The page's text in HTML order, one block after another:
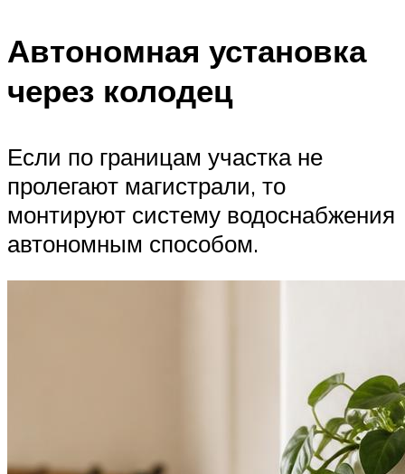
Автономная установка
через колодец
Если по границам участка не
пролегают магистрали, то
монтируют систему водоснабжения
автономным способом.